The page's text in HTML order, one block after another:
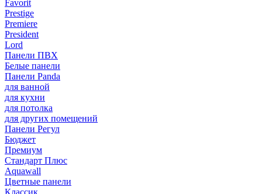
Favorit
Prestige
Premiere
President
Lord
Панели ПВХ
Белые панели
Панели Panda
для ванной
для кухни
для потолка
для других помещений
Панели Регул
Бюджет
Премиум
Стандарт Плюс
Aquawall
Цветные панели
Классик